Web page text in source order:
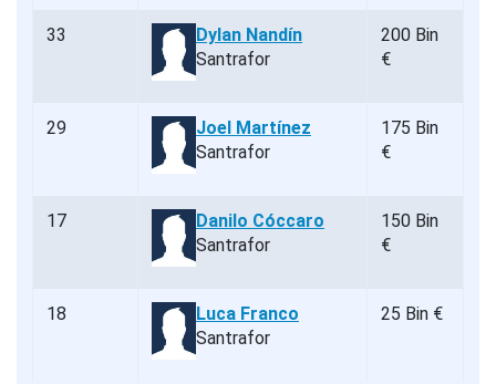
33
Dylan Nandín
Santrafor
200 Bin
€
29
Joel Martínez
Santrafor
175 Bin
€
17
Danilo Cóccaro
Santrafor
150 Bin
€
18
Luca Franco
Santrafor
25 Bin €